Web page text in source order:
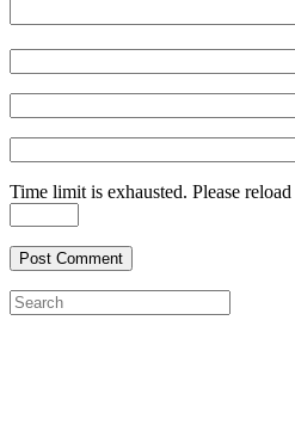
Time limit is exhausted. Please